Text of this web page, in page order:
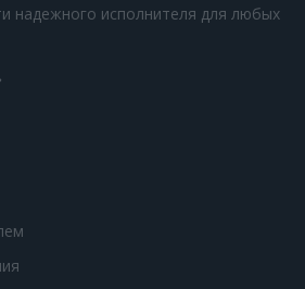
надежного исполнителя для любых